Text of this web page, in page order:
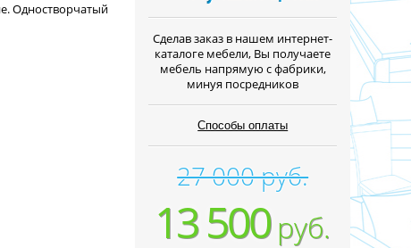
Одностворчатый
Cделав заказ в нашем интернет-
каталоге мебели, Вы получаете
мебель напрямую с фабрики,
минуя посредников
Способы оплаты
27 000 руб.
13 500руб.